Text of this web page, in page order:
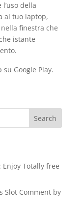
della
al tuo laptop,
finestra che
istante
Google Play.
Search
Enjoy Totally free
Slot Comment by